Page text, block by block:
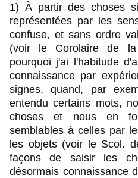
1) À partir des choses
représentées par les
confuse, et sans ordre
(voir le Corolaire de
pourquoi j'ai l'habitude
connaissance par
signes, quand, par
entendu certains mots,
choses et nous en
semblables à celles par
les objets (voir le Scol.
façons de saisir les
désormais connaissance